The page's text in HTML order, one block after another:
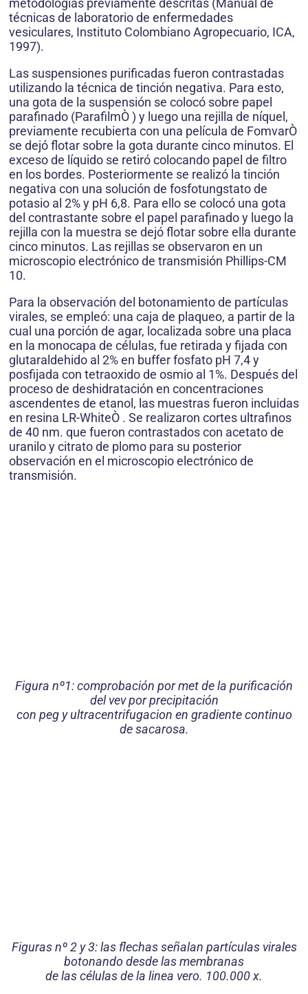
metodologías previamente descritas (Manual de
técnicas de laboratorio de enfermedades
vesiculares, Instituto Colombiano Agropecuario, ICA,
1997).
Las suspensiones purificadas fueron contrastadas
utilizando la técnica de tinción negativa. Para esto,
una gota de la suspensión se colocó sobre papel
parafinado (ParafilmÒ ) y luego una rejilla de níquel,
previamente recubierta con una película de FomvarÒ
se dejó flotar sobre la gota durante cinco minutos. El
exceso de líquido se retiró colocando papel de filtro
en los bordes. Posteriormente se realizó la tinción
negativa con una solución de fosfotungstato de
potasio al 2% y pH 6,8. Para ello se colocó una gota
del contrastante sobre el papel parafinado y luego la
rejilla con la muestra se dejó flotar sobre ella durante
cinco minutos. Las rejillas se observaron en un
microscopio electrónico de transmisión Phillips-CM
10.
Para la observación del botonamiento de partículas
virales, se empleó: una caja de plaqueo, a partir de la
cual una porción de agar, localizada sobre una placa
en la monocapa de células, fue retirada y fijada con
glutaraldehido al 2% en buffer fosfato pH 7,4 y
posfijada con tetraoxido de osmio al 1%. Después del
proceso de deshidratación en concentraciones
ascendentes de etanol, las muestras fueron incluidas
en resina LR-WhiteÒ . Se realizaron cortes ultrafinos
de 40 nm. que fueron contrastados con acetato de
uranilo y citrato de plomo para su posterior
observación en el microscopio electrónico de
transmisión.
Figura nº1: comprobación por met de la purificación
del vev por precipitación
con peg y ultracentrifugacion en gradiente continuo
de sacarosa.
Figuras nº 2 y 3: las flechas señalan partículas virales
botonando desde las membranas
de las células de la linea vero. 100.000 x.